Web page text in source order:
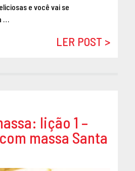
e você vai se
LER POST >
lição 1 –
massa Santa